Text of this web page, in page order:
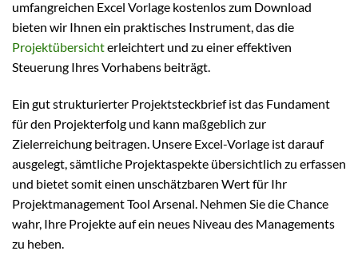
umfangreichen Excel Vorlage kostenlos zum Download
bieten wir Ihnen ein praktisches Instrument, das die
Projektübersichterleichtert und zu einer effektiven
Steuerung Ihres Vorhabens beiträgt.
Ein gut strukturierter Projektsteckbrief ist das Fundament
für den Projekterfolg und kann maßgeblich zur
Zielerreichung beitragen. Unsere Excel-Vorlage ist darauf
ausgelegt, sämtliche Projektaspekte übersichtlich zu erfassen
und bietet somit einen unschätzbaren Wert für Ihr
Projektmanagement Tool Arsenal. Nehmen Sie die Chance
wahr, Ihre Projekte auf ein neues Niveau des Managements
zu heben.